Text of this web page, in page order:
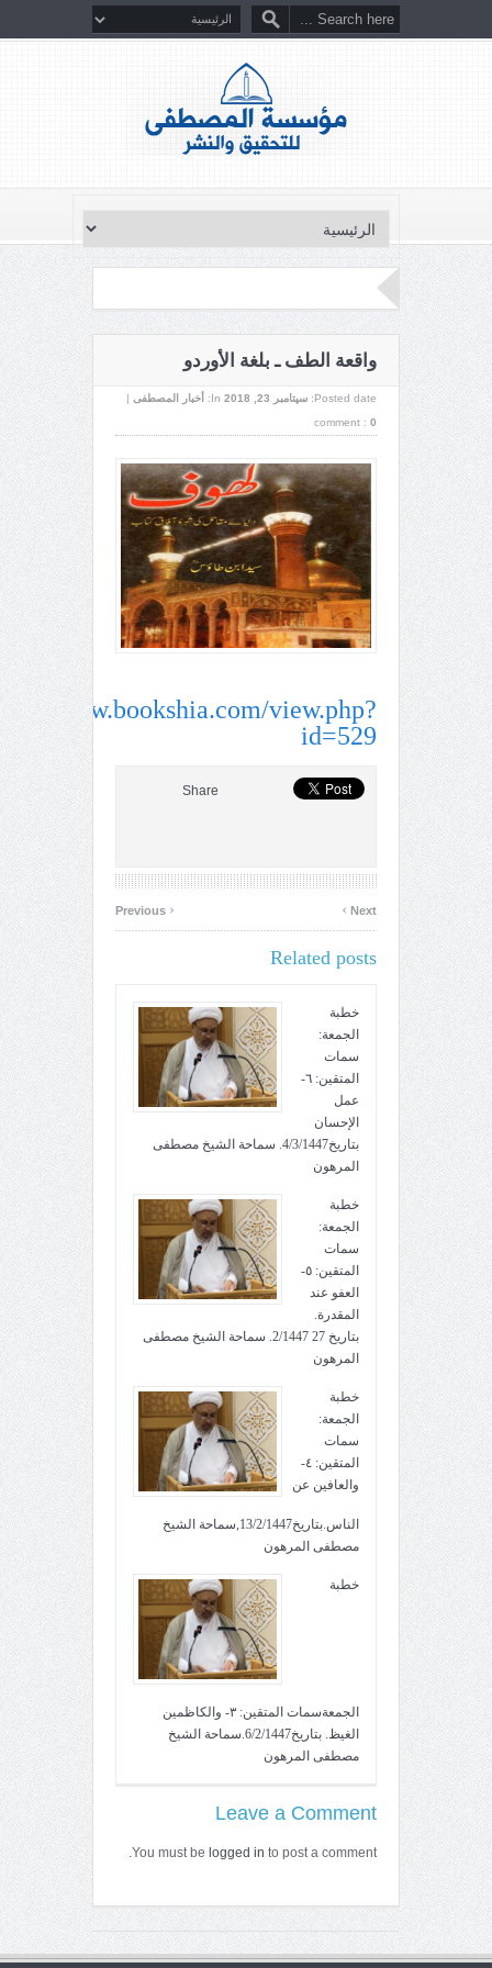
واقعة الطف ـ بلغة الأوردو
Posted date: سپتامبر 23, 2018 In: أخبار المصطفى |
comment : 0
www.bookshia.com/view.php?
id=529
Share
‹ Next
›
Related posts
خطبة
الجمعة:
سمات
المتقين: ٦-
عمل
الإحسان
بتاريخ4/3/1447. سماحة الشيخ مصطفى
المرهون
خطبة
الجمعة:
سمات
المتقين: ٥-
العفو عند
المقدرة.
بتاريخ 27 2/1447. سماحة الشيخ مصطفى
المرهون
خطبة
الجمعة:
سمات
المتقين: ٤-
والعافين عن
الناس.بتاريخ13/2/1447,سماحة الشيخ
مصطفى المرهون
خطبة
الجمعةسمات المتقين: ٣- والكاظمين
الغيظ. بتاريخ6/2/1447.سماحة الشيخ
مصطفى المرهون
Leave a Comment
You must be logged in to post a comment.